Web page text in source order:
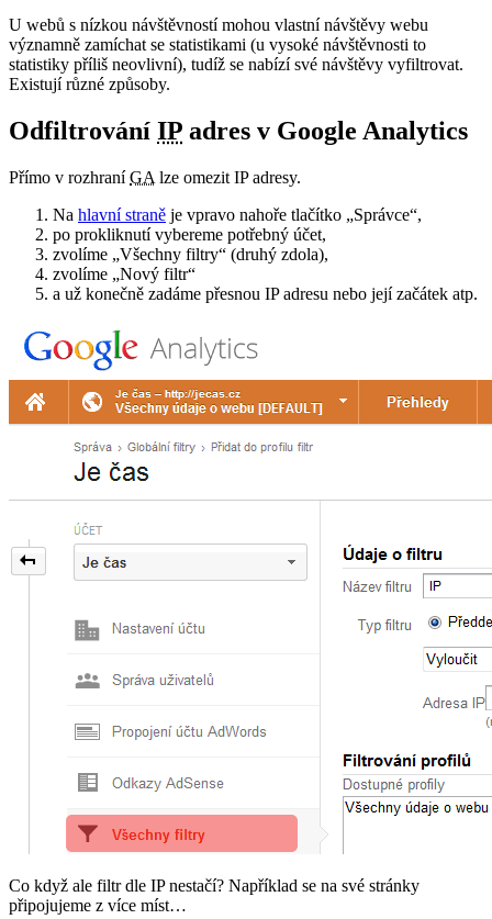
U webů s nízkou návštěvností mohou vlastní návštěvy webu
významně zamíchat se statistikami (u vysoké návštěvnosti to
statistiky příliš neovlivní), tudíž se nabízí své návštěvy vyfiltrovat.
Existují různé způsoby.
Odfiltrování IP adres v Google Analytics
Přímo v rozhraníGA lze omezit IP adresy.
Na hlavní straně je vpravo nahoře tlačítko „Správce“,
po prokliknutí vybereme potřebný účet,
zvolíme „Všechny filtry“ (druhý zdola),
zvolíme „Nový filtr“
a už konečně zadáme přesnou IP adresu nebo její začátek atp.
Co když ale filtr dle IP nestačí? Například se na své stránky
připojujeme z více míst…